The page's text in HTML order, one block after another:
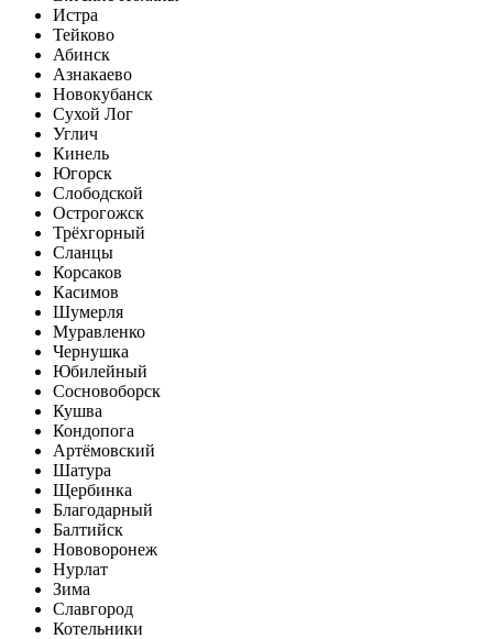
Истра
Тейково
Абинск
Азнакаево
Новокубанск
Сухой Лог
Углич
Кинель
Югорск
Слободской
Острогожск
Трёхгорный
Сланцы
Корсаков
Касимов
Шумерля
Муравленко
Чернушка
Юбилейный
Сосновоборск
Кушва
Кондопога
Артёмовский
Шатура
Щербинка
Благодарный
Балтийск
Нововоронеж
Нурлат
Зима
Славгород
Котельники